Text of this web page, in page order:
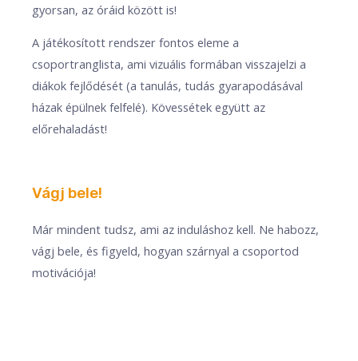
gyorsan, az óráid között is!
A játékosított rendszer fontos eleme a
csoportranglista, ami vizuális formában visszajelzi a
diákok fejlődését (a tanulás, tudás gyarapodásával
házak épülnek felfelé). Kövessétek együtt az
előrehaladást!
Vágj bele!
Már mindent tudsz, ami az induláshoz kell. Ne habozz,
vágj bele, és figyeld, hogyan szárnyal a csoportod
motivációja! ​